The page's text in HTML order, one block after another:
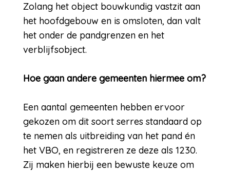
Zolang het object bouwkundig vastzit aan
het hoofdgebouw en is omsloten, dan valt
het onder de pandgrenzen en het
verblijfsobject.
Hoe gaan andere gemeenten hiermee om?
Een aantal gemeenten hebben ervoor
gekozen om dit soort serres standaard op
te nemen als uitbreiding van het pand én
het VBO, en registreren ze deze als 1230.
Zij maken hierbij een bewuste keuze om